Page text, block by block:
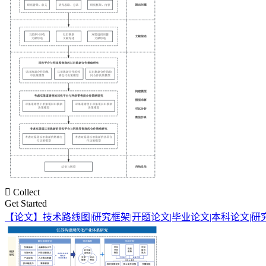
 Collect
Get Started
【论文】技术路线图|研究框架|开题论文|毕业论文|本科论文|研